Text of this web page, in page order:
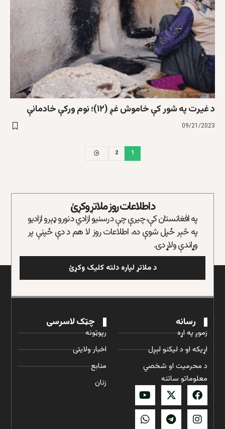
د غيرت په شور کې خاموش غږ (۱۲)؛ نوم ورکې خادمانې
09/21/2023
1
2
د اطلاعات روز ملاتړ وکړئ
په افغانستان کې، چیرې چې د رسنیو ازادي د نورو ډېرو ازادیو
په څېر ځپل شوې ده، اطلاعات روز لا هم د دې ځپنې پر
وړاندې ولاړ دی.
د ملاتړ لپاره دلته کلیک وکړئ
رسانه
زموږ په اړه
اړیکه او د لیکنو لېږل
د محرمیت او شخصي
معلوماتو ساتنه
چټک لاسرسی
رپوټونه
اخبار ولایتی
منابع
زنان